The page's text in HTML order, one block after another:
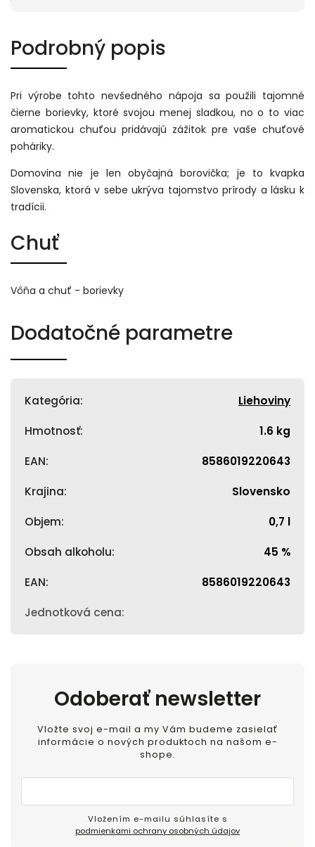
Podrobný popis
Pri výrobe tohto nevšedného nápoja sa použili tajomné
čierne borievky, ktoré svojou menej sladkou, no o to viac
aromatickou chuťou pridávajú zážitok pre vaše chuťové
poháriky.
Domovina nie je len obyčajná borovička; je to kvapka
Slovenska, ktorá v sebe ukrýva tajomstvo prírody a lásku k
tradícii.
Chuť
Vôňa a chuť - borievky
Dodatočné parametre
Kategória: Liehoviny
Hmotnosť: 1.6 kg
EAN: 8586019220643
Krajina: Slovensko
Objem: 0,7 l
Obsah alkoholu: 45 %
EAN: 8586019220643
Jednotková cena:
Odoberať newsletter
Vložte svoj e-mail a my Vám budeme zasielať
informácie o nových produktoch na našom e-
shope.
podmienkami ochrany osobných údajov